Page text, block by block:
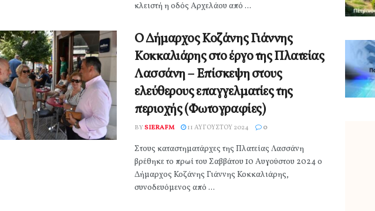
κλειστή η οδός Αρχελάου από ...
Ο Δήμαρχος Κοζάνης Γιάννης
Κοκκαλιάρης στο έργο της Πλατείας
Λασσάνη – Επίσκεψη στους
ελεύθερους επαγγελματίες της
περιοχής (Φωτογραφίες)
BYSIERAFM 11 ΑΥΓΟΎΣΤΟΥ 2024 0
Στους καταστηματάρχες της Πλατείας Λασσάνη
βρέθηκε το πρωί του Σαββάτου 10 Αυγούστου 2024 ο
Δήμαρχος Κοζάνης Γιάννης Κοκκαλιάρης,
συνοδευόμενος από ...